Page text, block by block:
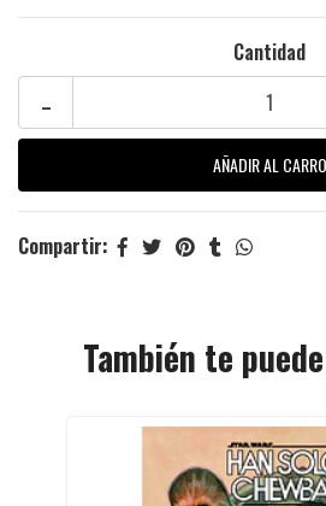
Cantidad
-
Compartir:
También te